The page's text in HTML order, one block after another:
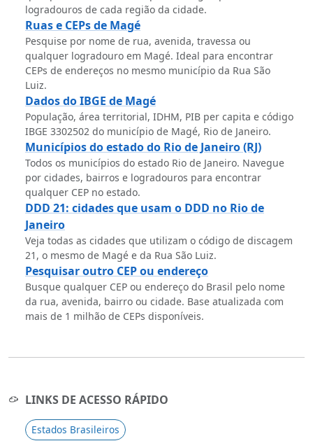
logradouros de cada região da cidade.
Ruas e CEPs de Magé
Pesquise por nome de rua, avenida, travessa ou
qualquer logradouro em Magé. Ideal para encontrar
CEPs de endereços no mesmo município da Rua São
Luiz.
Dados do IBGE de Magé
População, área territorial, IDHM, PIB per capita e código
IBGE 3302502 do município de Magé, Rio de Janeiro.
Municípios do estado do Rio de Janeiro (RJ)
Todos os municípios do estado Rio de Janeiro. Navegue
por cidades, bairros e logradouros para encontrar
qualquer CEP no estado.
DDD 21: cidades que usam o DDD no Rio de
Janeiro
Veja todas as cidades que utilizam o código de discagem
21, o mesmo de Magé e da Rua São Luiz.
Pesquisar outro CEP ou endereço
Busque qualquer CEP ou endereço do Brasil pelo nome
da rua, avenida, bairro ou cidade. Base atualizada com
mais de 1 milhão de CEPs disponíveis.
LINKS DE ACESSO RÁPIDO
Estados Brasileiros